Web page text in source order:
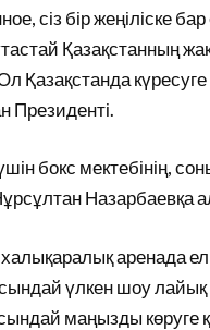
сіз бір жеңіліске
Қазақстанның
күресуге
Президенті.
бокс мектебінің,
Назарбаевқа
аренада
үлкен шоу
маңызды көруге